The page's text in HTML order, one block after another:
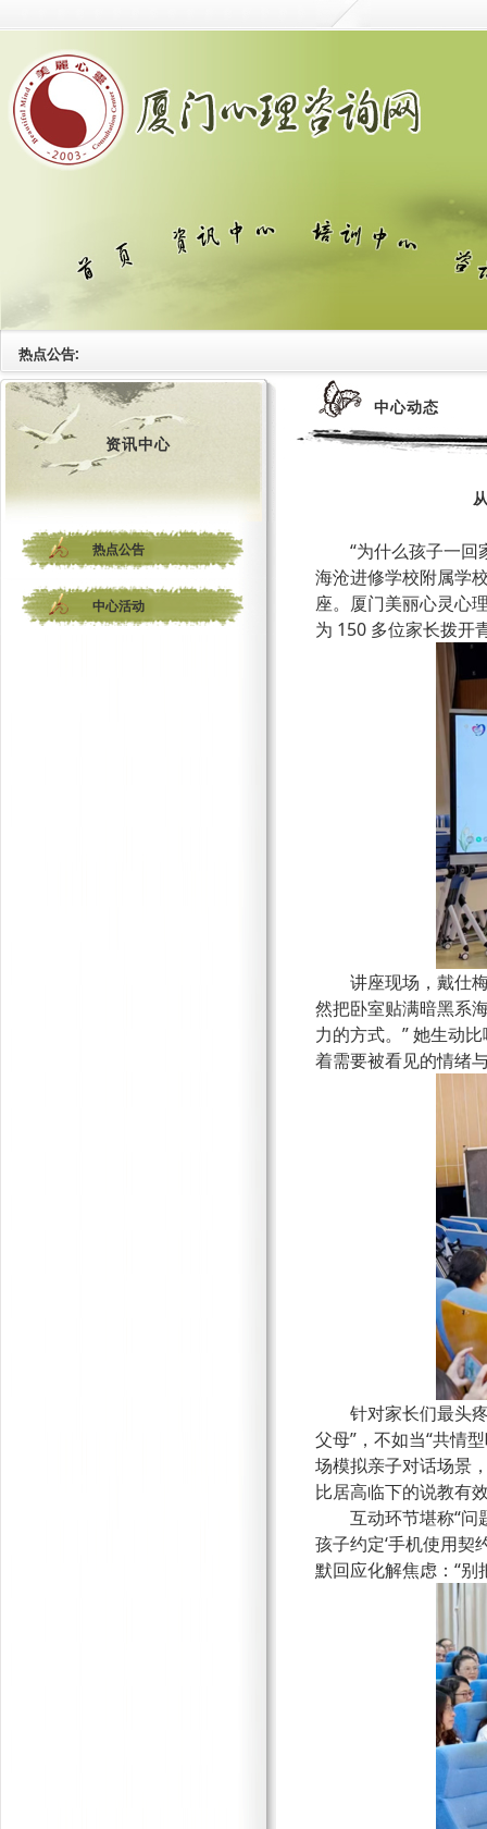
热点公告:
资讯中心
热点公告
中心活动
中心动态
“为什么孩子一回
海沧进修学校附属学
座。厦门美丽心灵心
为 150 多位家长拨开
讲座现场，戴仕
然把卧室贴满暗黑系
力的方式。” 她生动
着需要被看见的情绪
针对家长们最头
父母”，不如当“共情
场模拟亲子对话场景
比居高临下的说教有
互动环节堪称“问
孩子约定‘手机使用契
默回应化解焦虑：“别